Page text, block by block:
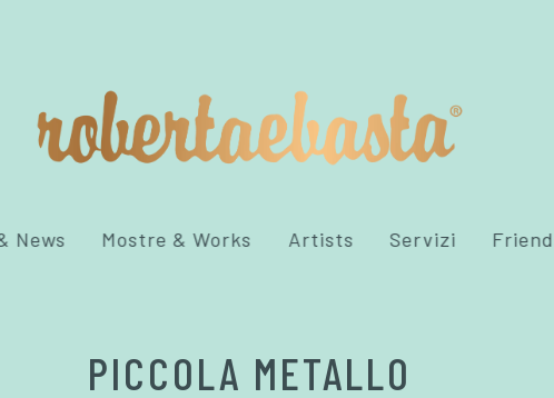
News Mostre & Works Artists Servizi
PICCOLA METALLO